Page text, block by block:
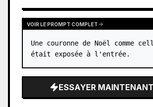
VOIR LE PROMPT COMPLET
Une couronne de Noël comme
était exposée à l'entrée.
ESSAYER MAINTENANT